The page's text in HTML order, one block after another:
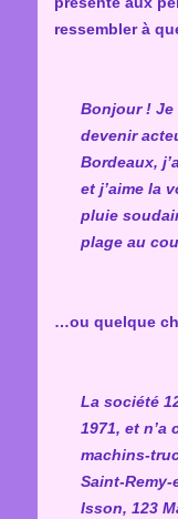
ressembler à
Bonjour ! Je
devenir
Bordeaux,
et j’aime la
pluie
plage au
…ou quelque
La société
1971, et
machins-
Saint-
Isson, 123